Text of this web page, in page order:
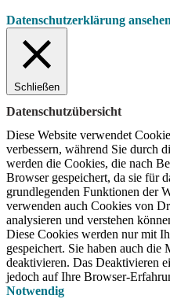
Datenschutzerklärung ansehen
Schließen
Datenschutzübersicht
Diese Website verwendet
verbessern, während Sie durch
werden die Cookies, die nach
Browser gespeichert, da sie für
grundlegenden Funktionen der
verwenden auch Cookies von
analysieren und verstehen
Diese Cookies werden nur mit
gespeichert. Sie haben auch die
deaktivieren. Das Deaktivieren
jedoch auf Ihre Browser-
Notwendig